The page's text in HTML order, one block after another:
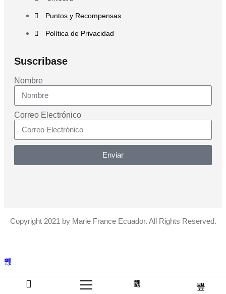
Puntos y Recompensas
Política de Privacidad
Suscribase
Nombre
Correo Electrónico
Enviar
Copyright 2021 by Marie France Ecuador. All Rights Reserved.